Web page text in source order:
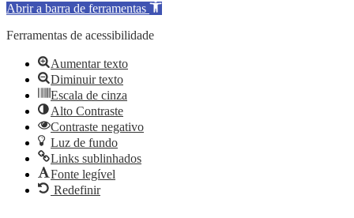
Abrir a barra de ferramentas
Ferramentas de acessibilidade
Aumentar texto
Diminuir texto
Escala de cinza
Alto Contraste
Contraste negativo
Luz de fundo
Links sublinhados
Fonte legível
Redefinir